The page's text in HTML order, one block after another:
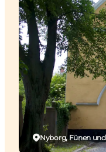
Inspiration
Regionen
Erlebnisse
Unterkünfte
Reiseplanung
Nyborg, Fünen